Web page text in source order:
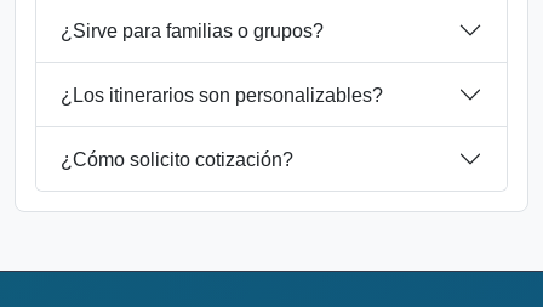
¿Sirve para familias o grupos?
¿Los itinerarios son personalizables?
¿Cómo solicito cotización?